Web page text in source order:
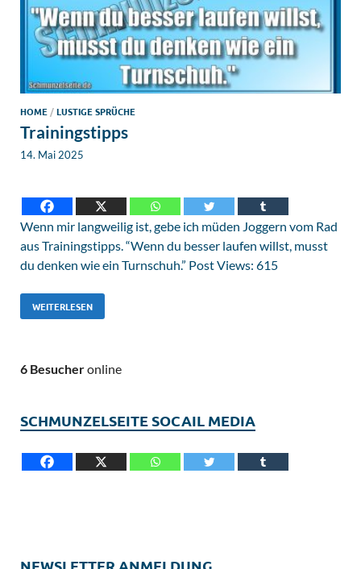
HOME/LUSTIGE SPRÜCHE
Trainingstipps
14. Mai 2025
Wenn mir langweilig ist, gebe ich müden Joggern vom Rad
aus Trainingstipps. “Wenn du besser laufen willst, musst
du denken wie ein Turnschuh.” Post Views: 615
WEITERLESEN
6 Besucheronline
SCHMUNZELSEITE SOCAIL MEDIA